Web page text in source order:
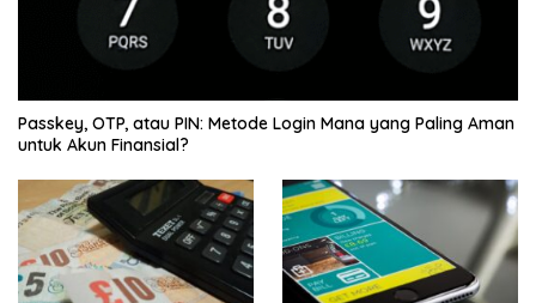
Passkey, OTP, atau PIN: Metode Login Mana yang Paling Aman
untuk Akun Finansial?